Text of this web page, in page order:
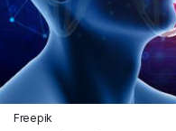
Freepik